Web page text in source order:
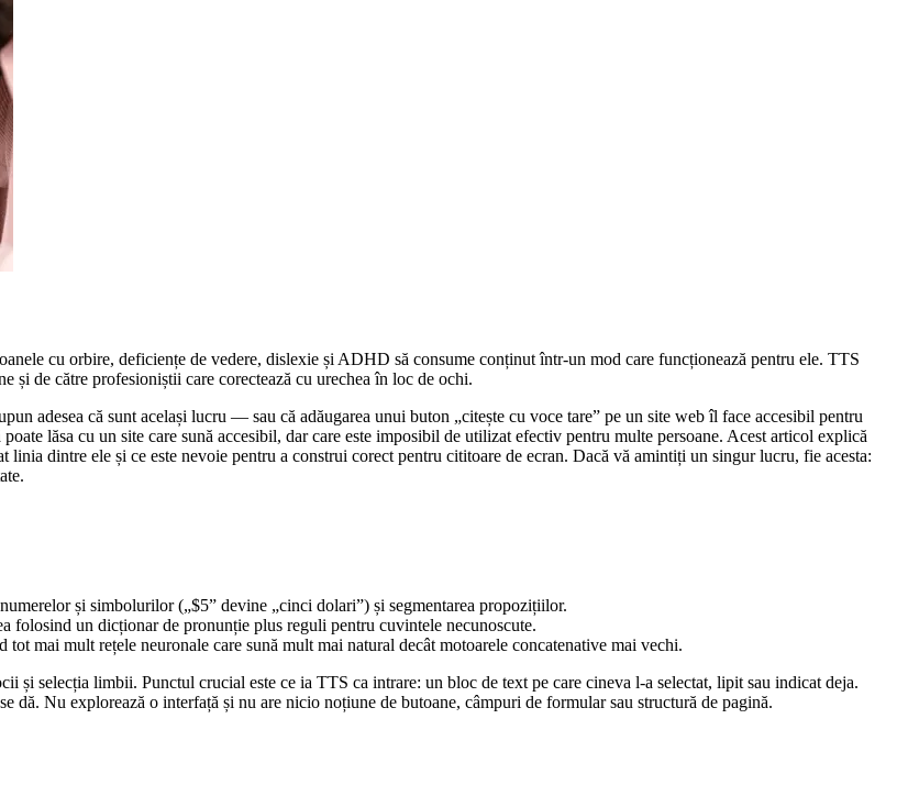
cu orbire, deficiențe de vedere, dislexie și ADHD să consume conținut într-un mod care funcționează pentru ele. TTS
și de către profesioniștii care corectează cu urechea în loc de ochi.
adesea că sunt același lucru — sau că adăugarea unui buton „citește cu voce tare” pe un site web îl face accesibil pentru
lăsa cu un site care sună accesibil, dar care este imposibil de utilizat efectiv pentru multe persoane. Acest articol explică
linia dintre ele și ce este nevoie pentru a construi corect pentru cititoare de ecran. Dacă vă amintiți un singur lucru, fie acesta:
și simbolurilor („$5” devine „cinci dolari”) și segmentarea propozițiilor.
folosind un dicționar de pronunție plus reguli pentru cuvintele necunoscute.
mai mult rețele neuronale care sună mult mai natural decât motoarele concatenative mai vechi.
și selecția limbii. Punctul crucial este ce ia TTS ca intrare: un bloc de text pe care cineva l-a selectat, lipit sau indicat deja.
dă. Nu explorează o interfață și nu are nicio noțiune de butoane, câmpuri de formular sau structură de pagină.